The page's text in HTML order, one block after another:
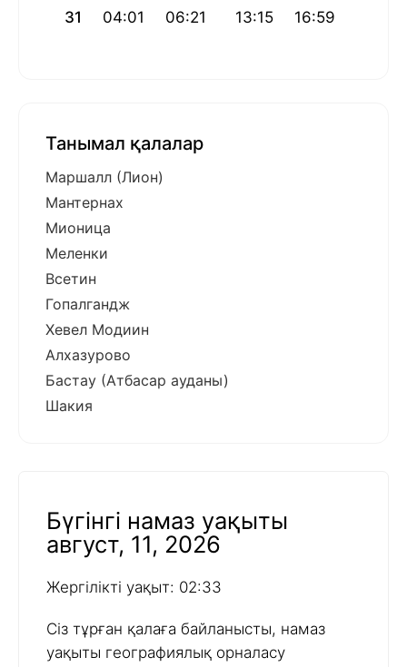
31 04:01 06:21 13:15 16:59
Танымал қалалар
Маршалл (Лион)
Мантернах
Мионица
Меленки
Всетин
Гопалгандж
Хевел Модиин
Алхазурово
Бастау (Атбасар ауданы)
Шакия
Бүгінгі намаз уақыты
август, 11, 2026
Жергілікті уақыт: 02:33
Сіз тұрған қалаға байланысты, намаз
уақыты географиялық орналасу